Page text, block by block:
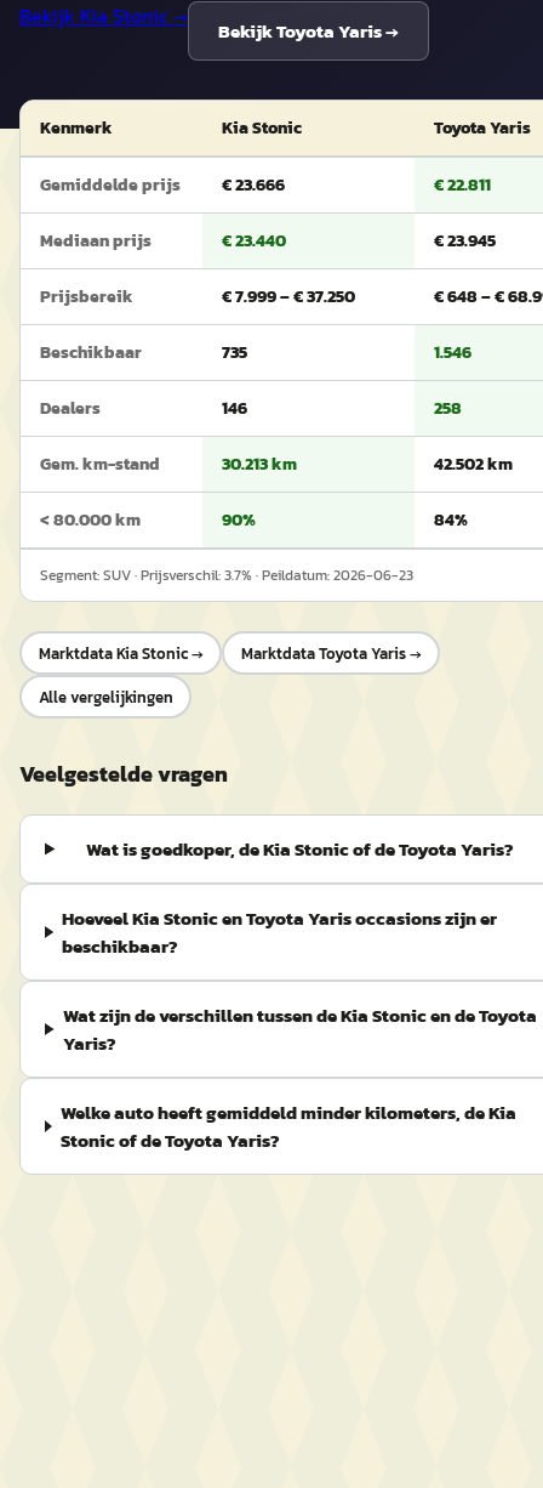
Bekijk Kia Stonic→
BekijkToyota Yaris→
Kenmerk Kia Stonic Toyota Yaris
Gemiddelde prijs € 23.666 € 22.811
Mediaan prijs € 23.440 € 23.945
Prijsbereik € 7.999 – € 37.250 € 648 – €
Beschikbaar 735 1.546
Dealers 146 258
Gem. km-stand 30.213 km 42.502 km
< 80.000 km 90% 84%
Segment:SUV· Prijsverschil:3.7% · Peildatum:2026-06-23
MarktdataKia Stonic→ MarktdataToyota Yaris→
Alle vergelijkingen
Veelgestelde vragen
Wat is goedkoper, de Kia Stonic of de Toyota Yaris?
Hoeveel Kia Stonic en Toyota Yaris occasions zijn er
beschikbaar?
Wat zijn de verschillen tussen de Kia Stonic en de Toyota
Yaris?
Welke auto heeft gemiddeld minder kilometers, de Kia
Stonic of de Toyota Yaris?